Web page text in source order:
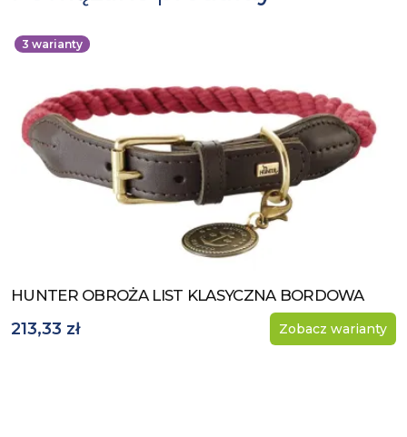
3 warianty
Zobacz produkt
HUNTER OBROŻA LIST KLASYCZNA BORDOWA
213,33 zł Zobacz warianty